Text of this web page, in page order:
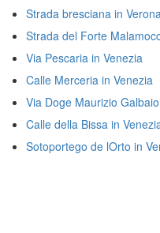
Strada bresciana in
Strada del Forte
Via Pescaria in Venezia
Calle Merceria in Venezia
Via Doge Maurizio
Calle della Bissa in
Sotoportego de lOrto in